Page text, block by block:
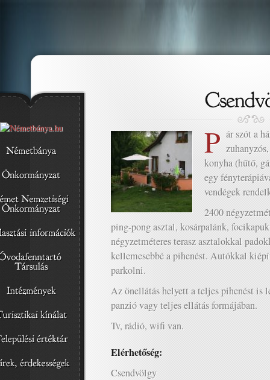
P ár szót a
konyha (hűtő,
egy
vendégek
2400
ping-pong asztal, kosárpalánk,
négyzetméteres terasz asztalokkal
kellemesebbé a pihenést. Autókkal
parkolni.
Az önellátás helyett a teljes pihenést is
panzió vagy teljes ellátás formájában.
Tv, rádió, wifi van.
Elérhetőség:
Csendvölgy